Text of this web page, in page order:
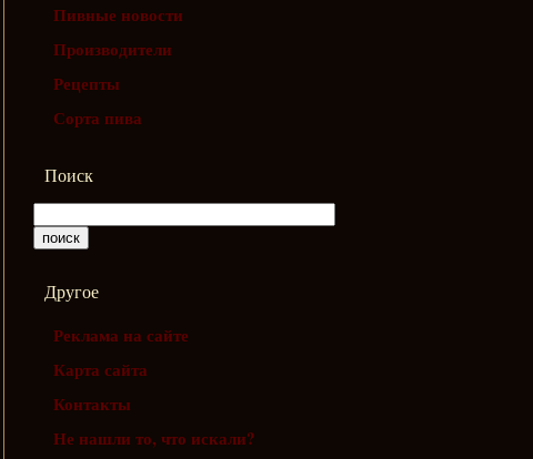
Пивные новости
Производители
Рецепты
Сорта пива
Поиск
Другое
Реклама на сайте
Карта сайта
Контакты
Не нашли то, что искали?